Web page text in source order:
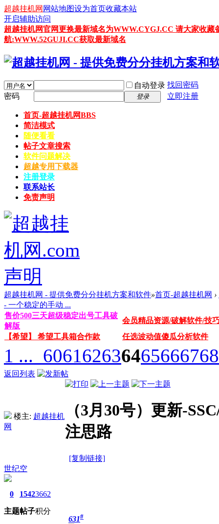
超越挂机网 网站地图设为首页收藏本站
开启辅助访问
超越挂机网官网更换最新域名为WWW.CYGJ.CC 请大家收
航:WWW.52GUJI.CC获取最新域名
自动登录 找回密码
密码
登录 立即注册
首页-超越挂机网BBS
简洁模式
随便看看
帖子文章搜索
软件问题解决
超越专用下载器
注册登录
联系站长
免责声明
超越挂机网 - 提供免费分分挂机方案和软件»首页-超越挂机网 ›
- 一个稳定的手动 ...
售价500三天超级稳定出号工具破
解版
会员精品资源/破解软件/技
【希望】 希望工具箱合作款
任选波动值傻瓜分析软件
1 ... 606162636465666768
返回列表
楼主: 超越挂机
网
（3月30号）更新-
注思路
[复制链接]
世纪空
0
主题
1542
帖子
3662
积分
631#